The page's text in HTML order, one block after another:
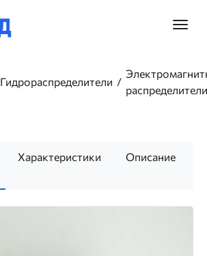
Главное
Гидрораспределители
распределители
Характеристики Описание